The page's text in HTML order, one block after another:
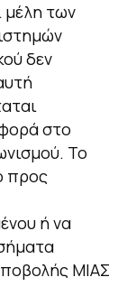
μέλη των
δεν
στο
Το
προς
ή να
ΜΙΑΣ